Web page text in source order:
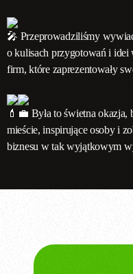
Przeprowadziliśmy
o kulisach przygotowań i idei
firm, które zaprezentowały
Była to świetna okazja,
mieście, inspirujące osoby i
biznesu w tak wyjątkowym